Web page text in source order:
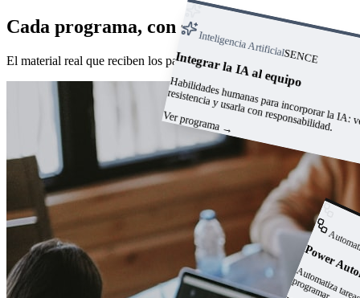
Inteligencia ArtificialSENCE
Integrar la IA al equipo
abilidades hum
anas para incorporar
: vencer
resistencia y usarla con responsabilidad.
Ver programa →
Power
a
p
r.
Cada programa, con su manual
El material real que reciben los participantes.